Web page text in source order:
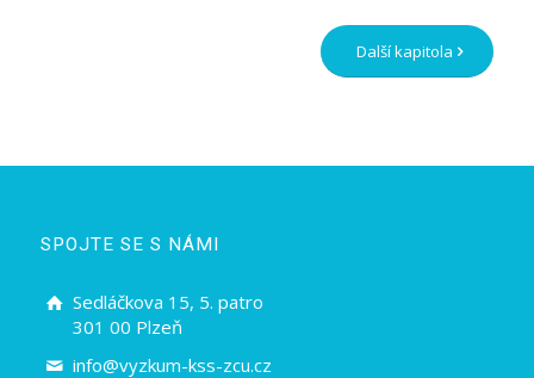
Další kapitola
SPOJTE SE S NÁMI
Sedláčkova 15, 5. patro
301 00 Plzeň
info@vyzkum-kss-zcu.cz